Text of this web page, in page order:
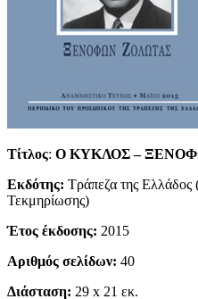
Τίτλος: Ο ΚΥΚΛΟΣ –
Εκδότης: Τράπεζα της Ελλάδος
Τεκμηρίωσης)
Έτος έκδοσης: 2015
Αριθμός σελίδων: 40
Διάσταση: 29 x 21 εκ.